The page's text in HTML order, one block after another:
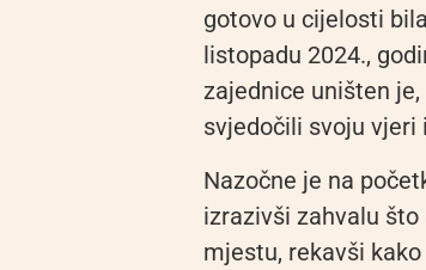
gotovo u cijelosti
listopadu 2024.,
zajednice uništen
svjedočili svoju vjeri
Nazočne je na
izrazivši zahvalu
mjestu, rekavši